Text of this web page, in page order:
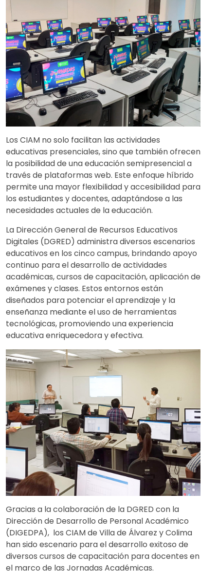
Los CIAM no solo facilitan las actividades
educativas presenciales, sino que también ofrecen
la posibilidad de una educación semipresencial a
través de plataformas web. Este enfoque híbrido
permite una mayor flexibilidad y accesibilidad para
los estudiantes y docentes, adaptándose a las
necesidades actuales de la educación.
La Dirección General de Recursos Educativos
Digitales (DGRED) administra diversos escenarios
educativos en los cinco campus, brindando apoyo
continuo para el desarrollo de actividades
académicas, cursos de capacitación, aplicación de
exámenes y clases. Estos entornos están
diseñados para potenciar el aprendizaje y la
enseñanza mediante el uso de herramientas
tecnológicas, promoviendo una experiencia
educativa enriquecedora y efectiva.
Gracias a la colaboración de la DGRED con la
Dirección de Desarrollo de Personal Académico
(DIGEDPA), los CIAM de Villa de Álvarez y Colima
han sido escenario para el desarrollo exitoso de
diversos cursos de capacitación para docentes en
el marco de las Jornadas Académicas.